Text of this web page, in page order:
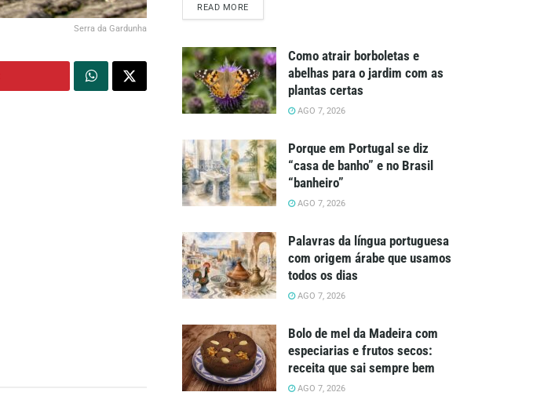
Serra da Gardunha
READ MOREDETAILS
Como atrair borboletas e
abelhas para o jardim com as
plantas certas
AGO 7, 2026
Porque em Portugal se diz
“casa de banho” e no Brasil
“banheiro”
AGO 7, 2026
Palavras da língua portuguesa
com origem árabe que usamos
todos os dias
AGO 7, 2026
Bolo de mel da Madeira com
especiarias e frutos secos:
receita que sai sempre bem
AGO 7, 2026